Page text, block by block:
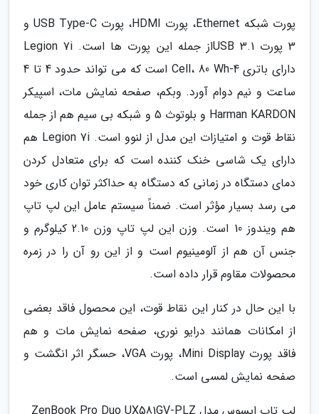
پورت شبکه Ethernet، پورت HDMI، پورت USB Type-C و
3 پورت USB 3.1از جمله این پورت ها است. Legion 7i
دارای باتری 4-Cell، 80 Wh است که می تواند حدود 4 تا 4
ساعت و نیم دوام آورد. وبکم، صفحه نمایش مات، اسپیکر
Harman KARDON و بلوتوث 5 و شبکه بی سیم هم از جمله
نقاط قوت و امتیازات این مدل از لنوو است. Legion 7i هم
دارای یک شاسی خنک کننده است که برای متعادل کردن
دمای دستگاه در زمانی که دستگاه به حداکثر توان کاری خود
می رسد بسیار مؤثر است. ضمناً سیستم عامل این لپ تاپ
هم ویندوز 10 است. وزن این لپ تاپ وزن 2.10 کیلوگرم و
جنس آن هم از آلومینیوم است و از این رو آن را در زمره
محصولات مقاوم قرار داده است.
با این حال در کنار این نقاط قوت، این محصول فاقد بعضی
از امکانات همانند درایو نوری، صفحه نمایش مات و هم
فاقد پورت Mini Display، پورت VGA، حسگر اثر انگشت و
صفحه نمایش لمسی است.